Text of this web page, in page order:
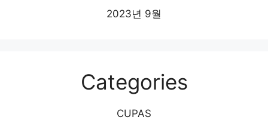
2023년 9월
Categories
CUPAS